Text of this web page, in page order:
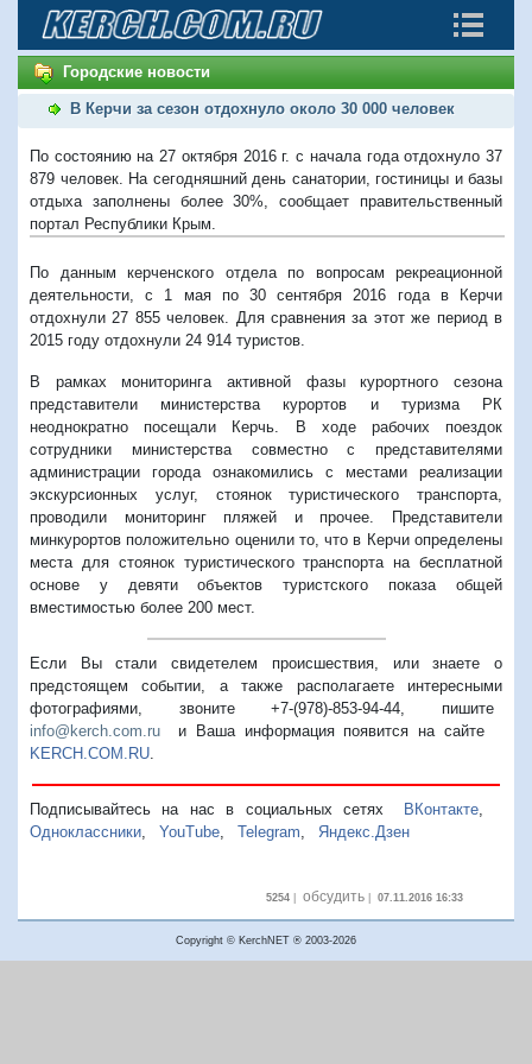
Городские новости
В Керчи за сезон отдохнуло около 30 000 человек
По состоянию на 27 октября 2016 г. с начала года отдохнуло 37
879 человек. На сегодняшний день санатории, гостиницы и базы
отдыха заполнены более 30%, сообщает правительственный
портал Республики Крым.
По данным керченского отдела по вопросам рекреационной
деятельности, с 1 мая по 30 сентября 2016 года в Керчи
отдохнули 27 855 человек. Для сравнения за этот же период в
2015 году отдохнули 24 914 туристов.
В рамках мониторинга активной фазы курортного сезона
представители министерства курортов и туризма РК
неоднократно посещали Керчь. В ходе рабочих поездок
сотрудники министерства совместно с представителями
администрации города ознакомились с местами реализации
экскурсионных услуг, стоянок туристического транспорта,
проводили мониторинг пляжей и прочее. Представители
минкурортов положительно оценили то, что в Керчи определены
места для стоянок туристического транспорта на бесплатной
основе у девяти объектов туристского показа общей
вместимостью более 200 мест.
Если Вы стали свидетелем происшествия, или знаете о
предстоящем событии, а также располагаете интересными
фотографиями, звоните +7-(978)-853-94-44, пишите
info@kerch.com.ru и Ваша информация появится на сайте
KERCH.COM.RU
Подписывайтесь на нас в социальных сетях ВКонтакте,
Одноклассники
YouTube Telegram Яндекс.Дзен
5254| обсудить| 07.11.2016 16:33
Copyright © KerchNET ® 2003-2026